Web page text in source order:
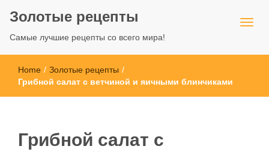
Золотые рецепты
Самые лучшие рецепты со всего мира!
Home / Золотые рецепты /
Грибной салат с ветчиной и яичными блинчиками
Грибной салат с